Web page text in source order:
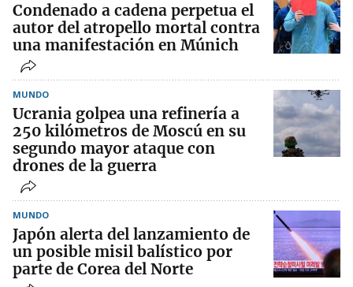
Condenado a cadena perpetua el
autor del atropello mortal contra
una manifestación en Múnich
MUNDO
Ucrania golpea una refinería a
250 kilómetros de Moscú en su
segundo mayor ataque con
drones de la guerra
MUNDO
Japón alerta del lanzamiento de
un posible misil balístico por
parte de Corea del Norte